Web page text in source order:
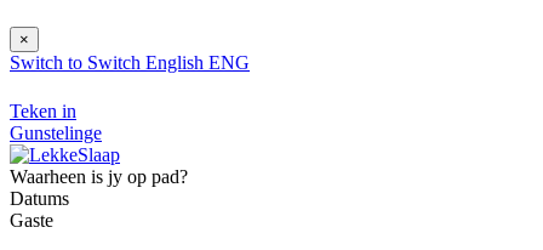
×
Switch to Switch English ENG
Teken in
Gunstelinge
Waarheen is jy op pad?
Datums
Gaste